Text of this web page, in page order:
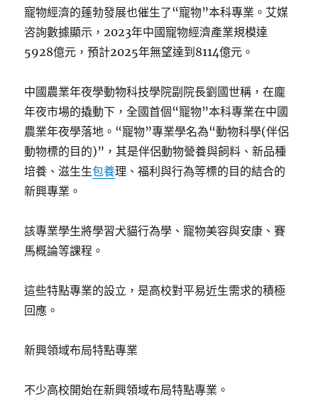
寵物經濟的蓬勃發展也催生了“寵物”本科專業。艾媒
咨詢數據顯示，2023年中國寵物經濟產業規模達
5928億元，預計2025年無望達到8114億元。
中國農業年夜學動物科技學院副院長劉國世稱，在龐
年夜市場的撬動下，全國首個“寵物”本科專業在中國
農業年夜學落地。“寵物”專業學名為“動物科學(伴侶
動物標的目的)”，其是伴侶動物營養與飼料、新品種
培養、滋生生包養理、福利與行為等標的目的結合的
新興專業。
該專業學生將學習犬貓行為學、寵物美容與安康、賽
馬概論等課程。
這些特點專業的設立，是高校對平易近生需求的積極
回應。
新興領域布局特點專業
不少高校開始在新興領域布局特點專業。